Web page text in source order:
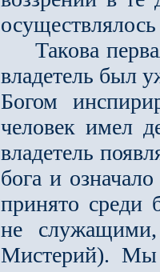
Такова
владетель был
Богом
человек имел
владетель
бога и
принято среди
не
Мистерий). Мы